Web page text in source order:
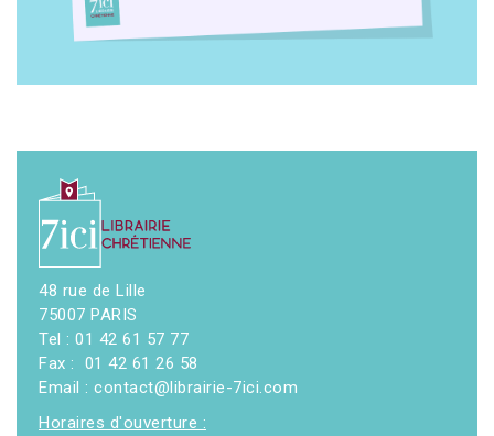
48 rue de Lille
75007 PARIS
Tel : 01 42 61 57 77
Fax : 01 42 61 26 58
Email : contact@librairie-7ici.com
Horaires d'ouverture :